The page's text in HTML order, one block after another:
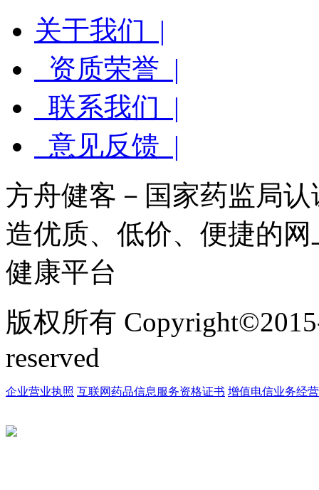
关于我们 |
资质荣誉 |
联系我们 |
意见反馈 |
方舟健客－国家药监局
造优质、低价、便捷的
健康平台
版权所有
reserved
企业营业执照 互联网药品信息服务资格证书 增值电信业务经